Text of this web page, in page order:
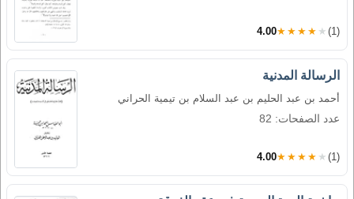
4.00★★★★★ (1)
الرسالة المدنية
أحمد بن عبد الحليم بن عبد السلام بن تيمية الحراني
عدد الصفحات: 82
4.00★★★★★ (1)